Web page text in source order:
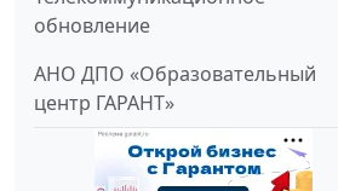
обновление
АНО ДПО «Образовательный
центр ГАРАНТ»